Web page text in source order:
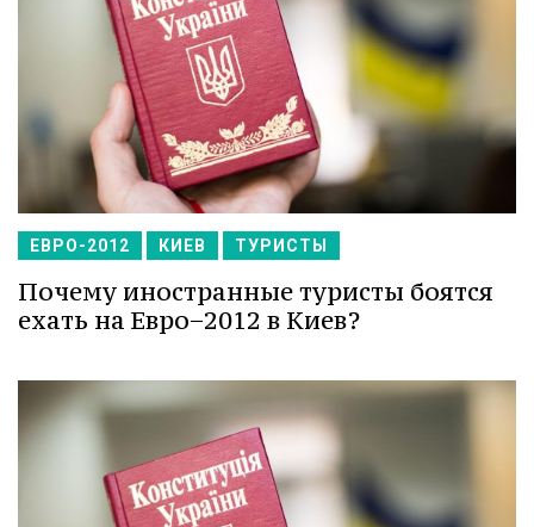
ЕВРО-2012 КИЕВ ТУРИСТЫ
Почему иностранные туристы боятся
ехать на Евро−2012 в Киев?